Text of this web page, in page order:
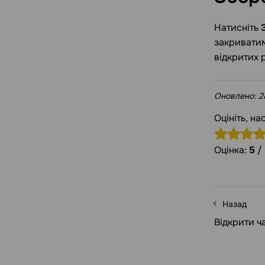
Натисніть
відкритих
Оновлено:
Оцініть,
Оцінка: 5 /
Назад
Відкрити